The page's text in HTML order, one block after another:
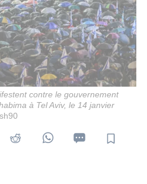
contre le gouvernement
à Tel Aviv, le 14 janvier